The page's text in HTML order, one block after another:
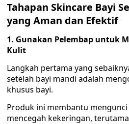
Tahapan Skincare Bayi
yang Aman dan Efektif
1. Gunakan Pelembap untuk
Kulit
Langkah pertama yang
setelah bayi mandi adalah
khusus bayi.
Produk ini membantu
mencegah kekeringan,